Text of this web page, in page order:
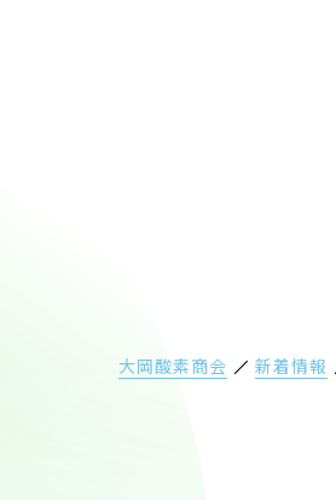
大岡酸素商会 新着情報